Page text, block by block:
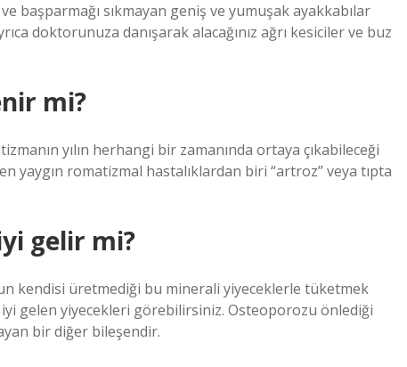
başparmağı sıkmayan geniş ve yumuşak ayakkabılar
doktorunuza danışarak alacağınız ağrı kesiciler ve buz
mi?
yılın herhangi bir zamanında ortaya çıkabileceği
yaygın romatizmal hastalıklardan biri “artroz” veya tıpta
gelir mi?
kendisi üretmediği bu minerali yiyeceklerle tüketmek
gelen yiyecekleri görebilirsiniz. Osteoporozu önlediği
bir diğer bileşendir.